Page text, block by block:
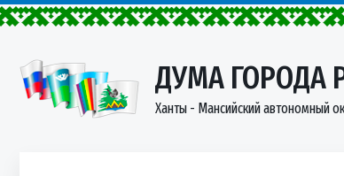
ДУМА ГОРОДА
Ханты - Мансийский автономный